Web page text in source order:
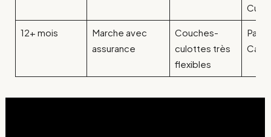
12+ mois
Marche avec
assurance
Couches-
culottes très
flexibles